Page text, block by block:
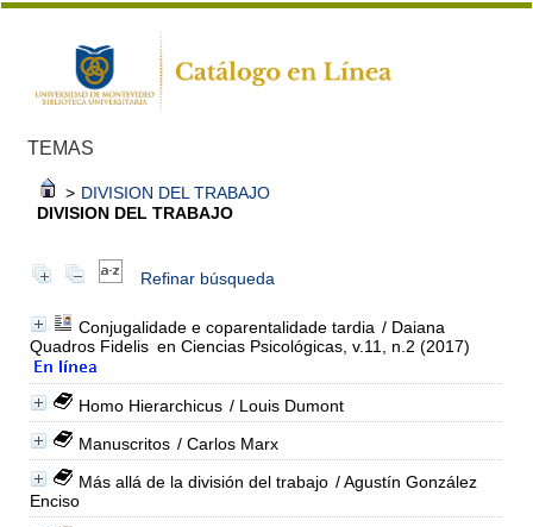
TEMAS
> DIVISION DEL TRABAJO
DIVISION DEL TRABAJO
Refinar búsqueda
Conjugalidade e coparentalidade tardia / Daiana
Quadros Fidelis en Ciencias Psicológicas, v.11, n.2 (2017)
Homo Hierarchicus / Louis Dumont
Manuscritos / Carlos Marx
Más allá de la división del trabajo / Agustín González
Enciso